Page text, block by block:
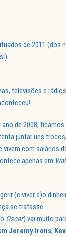
de 2011 (dos
televisões e
de 2008, ficamos
juntar uns
com salários
apenas em Wall
(e viver d)o
se tratasse.
Oscar) vai muito
Jeremy Irons,